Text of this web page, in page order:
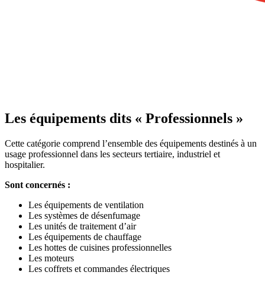
Les équipements dits « Professionnels »
Cette catégorie comprend l’ensemble des équipements destinés à un
usage professionnel dans les secteurs tertiaire, industriel et
hospitalier.
Sont concernés :
Les équipements de ventilation
Les systèmes de désenfumage
Les unités de traitement d’air
Les équipements de chauffage
Les hottes de cuisines professionnelles
Les moteurs
Les coffrets et commandes électriques